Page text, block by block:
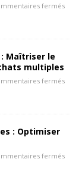
fermés
: Maîtriser le
multiples
fermés
: Optimiser
fermés